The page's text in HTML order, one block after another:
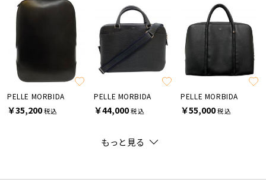
PELLE MORBIDA
￥35,200税込
PELLE MORBIDA
￥44,000税込
PELLE MORBIDA
￥55,000税込
もっと見る